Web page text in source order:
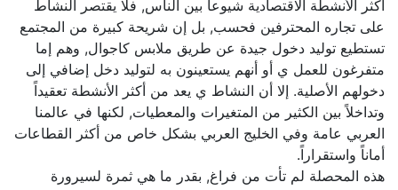
أكثر الأنشطة الاقتصادية شيوعا بين الناس, فلا يقتصر النشاط
على تجاره المحترفين فحسب, بل إن شريحة كبيرة من المجتمع
تستطيع توليد دخول جيدة عن طريق ملابس كاجوال, وهم إما
متفرغون للعمل ي أو أنهم يستعينون به لتوليد دخل إضافي إلى
دخولهم الأصلية. إلا أن النشاط ي يعد من أكثر الأنشطة تعقيداً
وتداخلاً بين الكثير من المتغيرات والمعطيات, لكنها في عالمنا
العربي عامة وفي الخليج العربي بشكل خاص من أكثر القطاعات
أماناً واستقراراً.
هذه المحصلة لم تأت من فراغ, بقدر ما هي ثمرة لسيرورة